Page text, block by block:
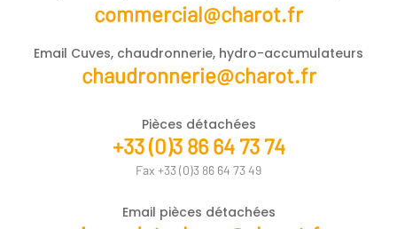
commercial@charot.fr
Email Cuves, chaudronnerie, hydro-accumulateurs
chaudronnerie@charot.fr
Pièces détachées
+33 (0)3 86 64 73 74
Fax +33 (0)3 86 64 73 49
Email pièces détachées